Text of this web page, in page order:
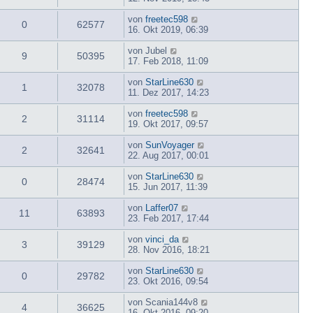
0 62577 von freetec598
16. Okt 2019, 06:39
9 50395 von Jubel
17. Feb 2018, 11:09
1 32078 von StarLine630
11. Dez 2017, 14:23
2 31114 von freetec598
19. Okt 2017, 09:57
2 32641 von SunVoyager
22. Aug 2017, 00:01
0 28474 von StarLine630
15. Jun 2017, 11:39
11 63893 von Laffer07
23. Feb 2017, 17:44
3 39129 von vinci_da
28. Nov 2016, 18:21
0 29782 von StarLine630
23. Okt 2016, 09:54
4 36625 von Scania144v8